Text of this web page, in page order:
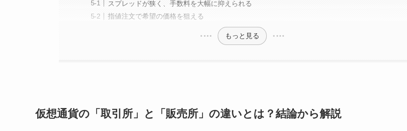
スプレッドが狭く、手数料を大幅に抑えられる
指値注文で希望の価格を狙える
もっと見る
仮想通貨の「取引所」と「販売所」の違いとは？結論から解説